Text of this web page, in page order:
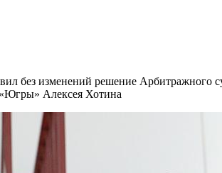
без изменений решение Арбитражного
Алексея Хотина